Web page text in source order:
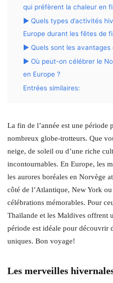
qui préfèrent la chaleur en
▶ Quels types d’activités
Europe durant les fêtes de
▶ Quels sont les avantages
▶ Où peut-on célébrer le
en Europe ?
Entrées similaires:
La fin de l’année est une période
nombreux globe-trotteurs. Que
neige, de soleil ou d’une riche
incontournables. En Europe, les
les aurores boréales en Norvège
côté de l’Atlantique, New York
célébrations mémorables. Pour
Thaïlande et les Maldives offrent
période est idéale pour découvrir
uniques. Bon voyage!
Les merveilles